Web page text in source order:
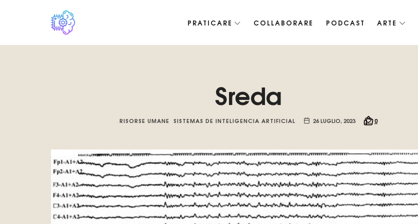
PRATICARE COLLABORARE PODCAST ARTE
Sreda
RISORSE UMANE SISTEMAS DE INTELIGENCIA ARTIFICIAL 26 LUGLIO, 2023 0